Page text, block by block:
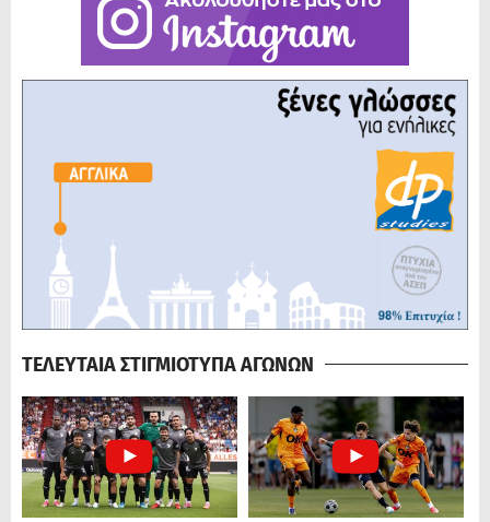
ΤΕΛΕΥΤΑΙΑ ΣΤΙΓΜΙΟΤΥΠΑ ΑΓΩΝΩΝ